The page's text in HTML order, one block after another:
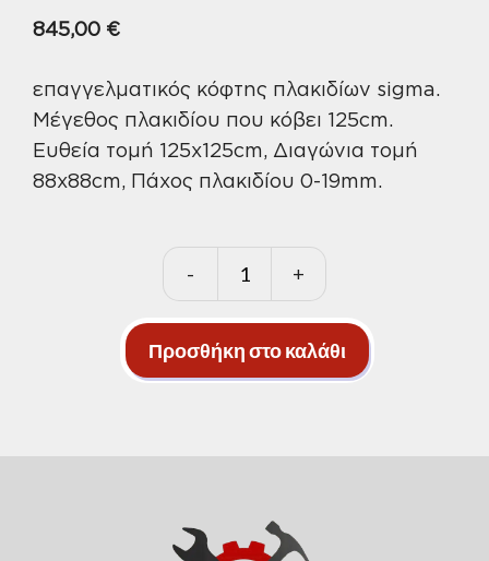
845,00 €
επαγγελματικός κόφτης πλακιδίων sigma.
Μέγεθος πλακιδίου που κόβει 125cm.
Ευθεία τομή 125x125cm, Διαγώνια τομή
88x88cm, Πάχος πλακιδίου 0-19mm.
-
Art
4EN
125cm
ποσότητα
+
Προσθήκη στο καλάθι